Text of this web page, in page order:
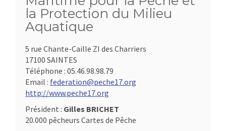
la Protection du Milieu
Aquatique
5 rue Chante-Caille ZI des Charriers
17100 SAINTES
Téléphone : 05.46.98.98.79
Email : federation@peche17.org
http://www.peche17.org
Président : Gilles BRICHET
20.000 pêcheurs Cartes de Pêche